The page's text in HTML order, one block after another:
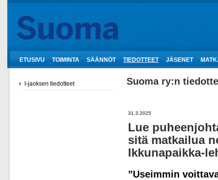
ETUSIVU TOIMINTA SÄÄNNÖT TIEDOTTEET JÄSENET
I-jaoksen tiedotteet Suoma ry:n
31.3.2025
Lue
sitä matkailua
Ikkunapaikka-
”Useimmin